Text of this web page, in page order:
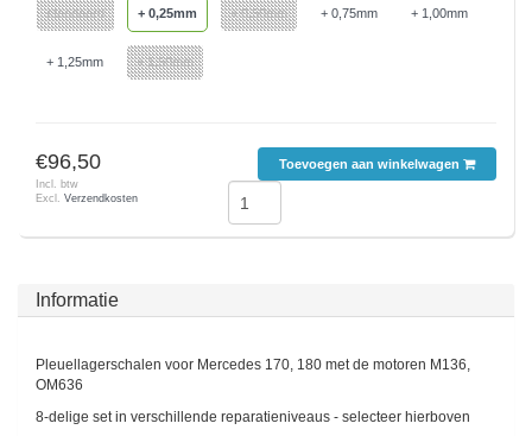
standaard + 0,25mm + 0,50mm + 0,75mm + 1,00mm
+ 1,25mm + 1,50mm
€96,50
Incl. btw
Excl. Verzendkosten
Toevoegen aan winkelwagen
Informatie
Pleuellagerschalen voor Mercedes 170, 180 met de motoren M136,
OM636
8-delige set in verschillende reparatieniveaus - selecteer hierboven